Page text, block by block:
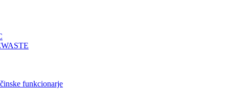
funkcionarje